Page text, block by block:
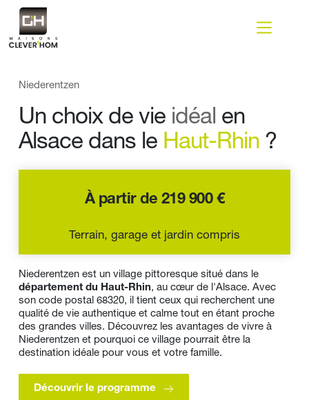
Passer
contenu
Niederentzen
Un choix de vie idéal en
Alsace dans le Haut-Rhin ?
À partir de 219 900 €
Terrain, garage et jardin compris
Niederentzen est un village pittoresque situé dans le
département du Haut-Rhin, au cœur de l'Alsace. Avec
son code postal 68320, il tient ceux qui recherchent une
qualité de vie authentique et calme tout en étant proche
des grandes villes. Découvrez les avantages de vivre à
Niederentzen et pourquoi ce village pourrait être la
destination idéale pour vous et votre famille.
Découvrir le programme